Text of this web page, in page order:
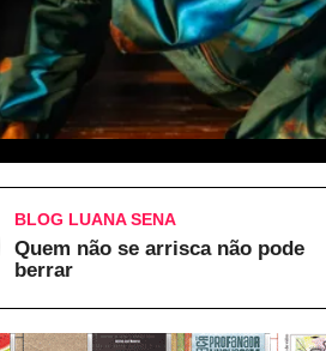
BLOG LUANA SENA
Quem não se arrisca não pode
berrar